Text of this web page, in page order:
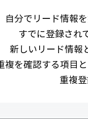
自分でリード情報
すでに登録され
新しいリード情報
複を確認する項目
重複